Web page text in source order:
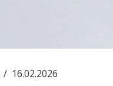
/ 16.02.2026